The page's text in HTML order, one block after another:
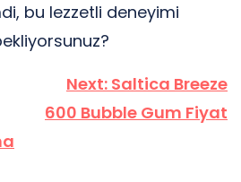
bu lezzetli deneyimi
Next: Saltica Breeze
600 Bubble Gum Fiyat